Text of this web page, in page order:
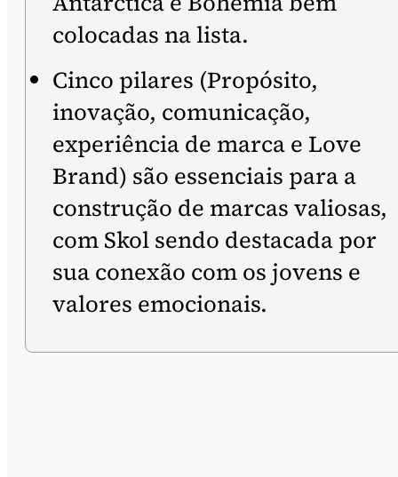
colocadas na lista.
Cinco pilares (Propósito,
inovação, comunicação,
experiência de marca e Love
Brand) são essenciais para a
construção de marcas valiosas,
com Skol sendo destacada por
sua conexão com os jovens e
valores emocionais.